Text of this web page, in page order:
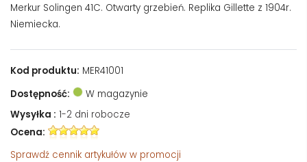
Merkur Solingen 41C. Otwarty grzebień. Replika Gillette z 1904r.
Niemiecka.
Kod produktu: MER41001
Dostępność:
W magazynie
Wysyłka : 1-2 dni robocze
Ocena:
Sprawdź cennik artykułów w promocji